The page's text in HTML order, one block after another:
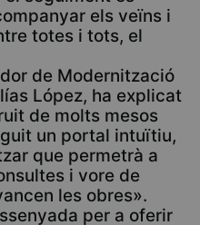
els veïns i
totes i tots, el
de Modernització
López, ha explicat
de molts mesos
un portal intuïtiu,
que permetrà a
i vore de
les obres».
per a oferir